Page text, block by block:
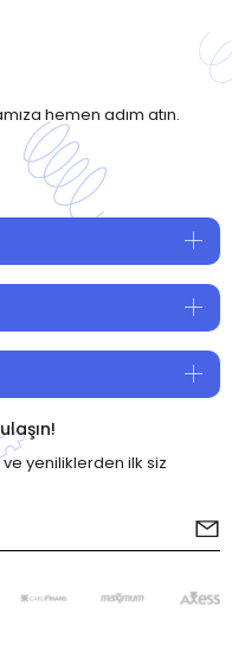
yeniliklerden ilk siz
hemen adım atın.